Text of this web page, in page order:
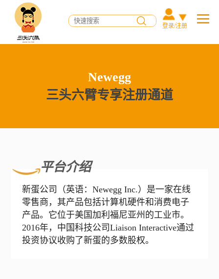
登录/注册
Newegg
三头六臂专享注册通道
平台介绍
新蛋公司（英语：Newegg Inc.）是一家在线
零售商，其产品包括计算机硬件和消费电子
产品。它位于美国加利福尼亚州的工业市。
2016年，中国科技公司Liaison Interactive通过
投资协议收购了新蛋的多数股权。